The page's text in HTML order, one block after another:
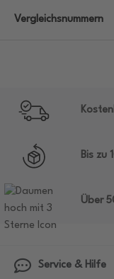
Vergleichsnummern
Bis zu
Über
Service & Hilfe